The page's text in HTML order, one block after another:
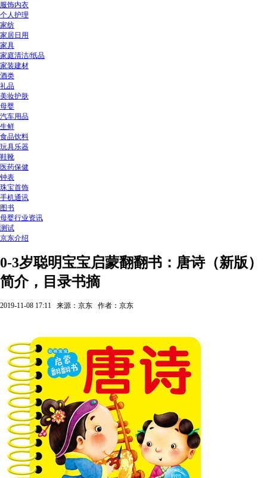
服饰内衣
个人护理
家纺
家居日用
家具
家庭清洁/纸品
家装建材
酒类
礼品
美妆护肤
母婴
汽车用品
生鲜
食品饮料
玩具乐器
鞋靴
医药保健
钟表
珠宝首饰
手机通讯
图书
母婴行业资讯
测试
京东介绍
0-3岁聪明宝宝启蒙翻翻书：唐诗（新版）
简介，目录书摘
2019-11-08 17:11 来源：京东 作者：京东